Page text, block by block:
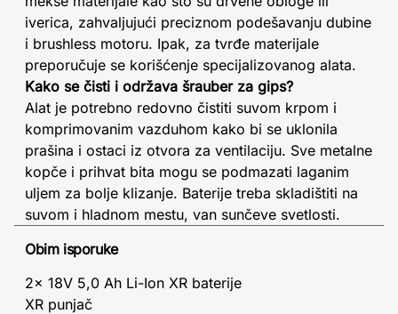
iverica, zahvaljujući preciznom podešavanju dubine
i brushless motoru. Ipak, za tvrđe materijale
preporučuje se korišćenje specijalizovanog alata.
Kako se čisti i održava šrauber za gips?
Alat je potrebno redovno čistiti suvom krpom i
komprimovanim vazduhom kako bi se uklonila
prašina i ostaci iz otvora za ventilaciju. Sve metalne
kopče i prihvat bita mogu se podmazati laganim
uljem za bolje klizanje. Baterije treba skladištiti na
suvom i hladnom mestu, van sunčeve svetlosti.
Obim isporuke
2x 18V 5,0 Ah Li-Ion XR baterije
XR punjač